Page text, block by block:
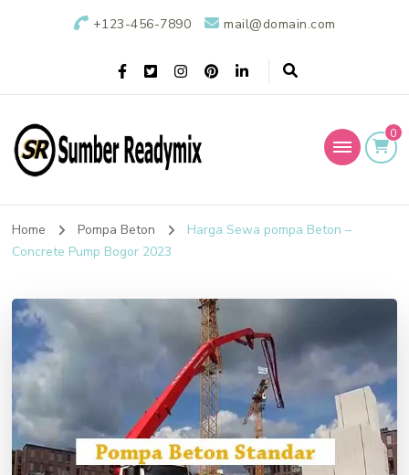
+123-456-7890 mail@domain.com
Sumber Readymix
0
Home Pompa Beton
Harga Sewa pompa Beton –
Concrete Pump Bogor 2023